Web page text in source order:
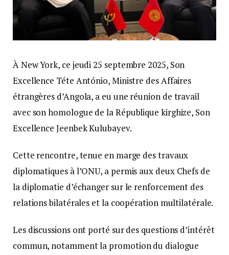
À New York, ce jeudi 25 septembre 2025, Son
Excellence Téte António, Ministre des Affaires
étrangères d’Angola, a eu une réunion de travail
avec son homologue de la République kirghize, Son
Excellence Jeenbek Kulubayev.
Cette rencontre, tenue en marge des travaux
diplomatiques à l’ONU, a permis aux deux Chefs de
la diplomatie d’échanger sur le renforcement des
relations bilatérales et la coopération multilatérale.
Les discussions ont porté sur des questions d’intérêt
commun, notamment la promotion du dialogue